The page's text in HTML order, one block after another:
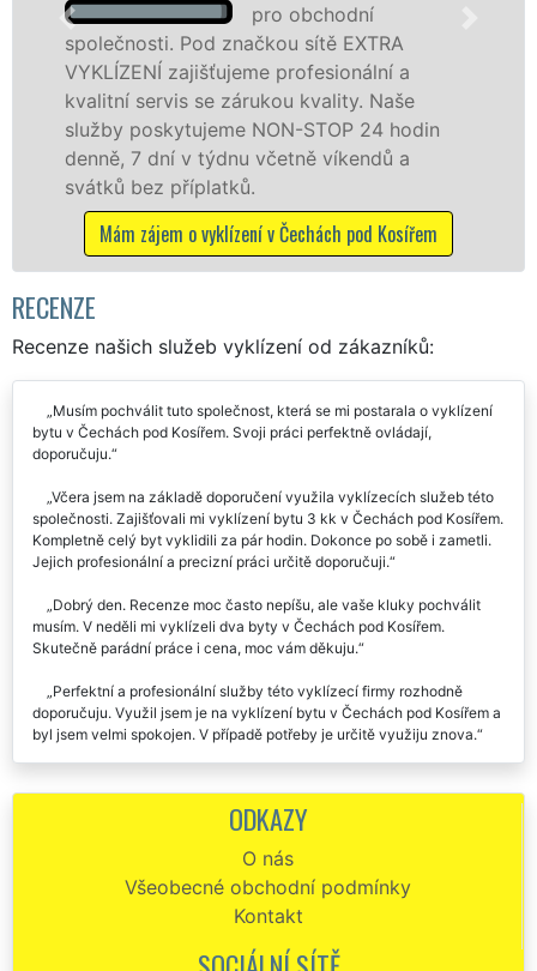
pro obchodní
Pod značkou sítě EXTRA
zajišťujeme profesionální a
se zárukou kvality. Naše
NON-STOP 24 hodin
v týdnu včetně víkendů a
příplatků.
o vyklízení v Čechách pod Kosířem
právnickým
odvedené
RECENZE
Recenze našich služeb vyklízení od zákazníků:
Musím pochválit tuto společnost, která se mi postarala o vyklízení
bytu v Čechách pod Kosířem. Svoji práci perfektně ovládají,
doporučuju.
Včera jsem na základě doporučení využila vyklízecích služeb této
společnosti. Zajišťovali mi vyklízení bytu 3 kk v Čechách pod Kosířem.
Kompletně celý byt vyklidili za pár hodin. Dokonce po sobě i zametli.
Jejich profesionální a precizní práci určitě doporučuji.
Dobrý den. Recenze moc často nepíšu, ale vaše kluky pochválit
musím. V neděli mi vyklízeli dva byty v Čechách pod Kosířem.
Skutečně parádní práce i cena, moc vám děkuju.
Perfektní a profesionální služby této vyklízecí firmy rozhodně
doporučuju. Využil jsem je na vyklízení bytu v Čechách pod Kosířem a
byl jsem velmi spokojen. V případě potřeby je určitě využiju znova.
Kosířem. Výborné služby.
služeb společnosti EXTRA VYKLÍZENÍ. Jsou to velmi ochotní a
pracovití chlapi. Jejich služby rozhodně doporučuji.
Už dvakrát jsme využili spol. EXTRA SLUŽBY, aby se nám
postarala o vyklízení našich bytů v Čechách pod Kosířem. Naprostá
ODKAZY
O nás
Všeobecné obchodní podmínky
Kontakt